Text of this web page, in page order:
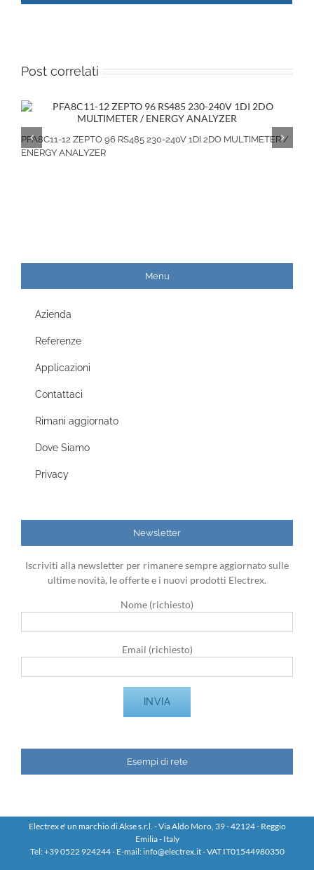
Post correlati
PFA8C11-12 ZEPTO 96 RS485 230-240V 1DI 2DO MULTIMETER /
ENERGY ANALYZER
Menu
Azienda
Referenze
Applicazioni
Contattaci
Rimani aggiornato
Dove Siamo
Privacy
Newsletter
Iscriviti alla newsletter per rimanere sempre aggiornato sulle
ultime novità, le offerte e i nuovi prodotti Electrex.
Nome (richiesto)
Email (richiesto)
Esempi di rete
Electrex e' un marchio di Akse s.r.l. - Via Aldo Moro, 39 - 42124 - Reggio
Emilia - Italy
Tel: +39 0522 924244 - E-mail: info@electrex.it - VAT IT01544980350